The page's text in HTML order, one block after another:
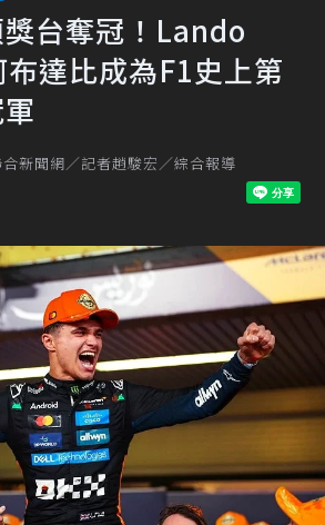
台奪冠！Lando
達比成為F1史上第
新聞網／記者趙駿宏／綜合報導